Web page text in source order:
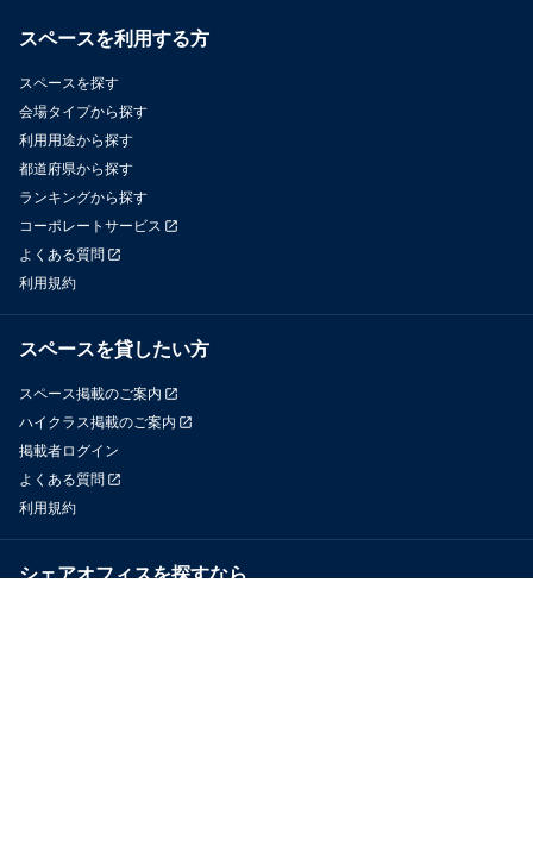
スペースを利用する方
スペースを探す
会場タイプから探す
利用用途から探す
都道府県から探す
ランキングから探す
コーポレートサービス
よくある質問
利用規約
スペースを貸したい方
スペース掲載のご案内
ハイクラス掲載のご案内
掲載者ログイン
よくある質問
利用規約
シェアオフィスを探すなら